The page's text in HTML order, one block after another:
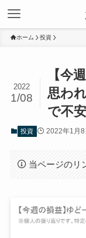
ホーム 投資
【今
思わ
で不
2022
1/08
投資 2022年1月8
当ページのリ